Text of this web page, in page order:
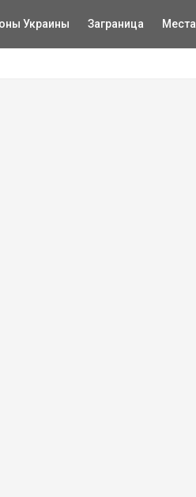
Украины Заграница Места